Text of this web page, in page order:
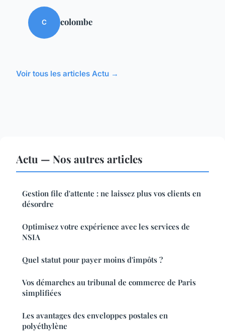
C colombe
Voir tous les articles Actu →
Actu — Nos autres articles
Gestion file d'attente : ne laissez plus vos clients en
désordre
Optimisez votre expérience avec les services de
NSIA
Quel statut pour payer moins d'impôts ?
Vos démarches au tribunal de commerce de Paris
simplifiées
Les avantages des enveloppes postales en
polyéthylène